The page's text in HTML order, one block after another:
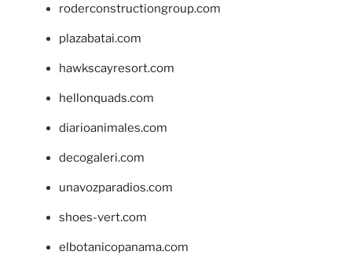
roderconstructiongroup.com
plazabatai.com
hawkscayresort.com
hellonquads.com
diarioanimales.com
decogaleri.com
unavozparadios.com
shoes-vert.com
elbotanicopanama.com